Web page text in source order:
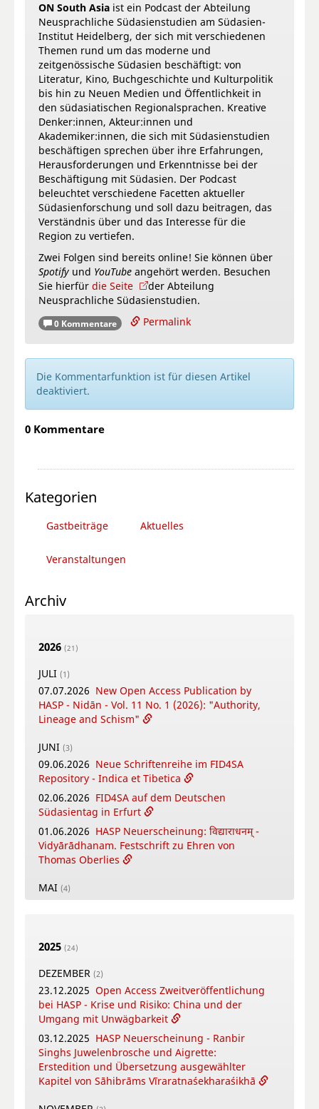
ON South Asia ist ein Podcast der Abteilung
Neusprachliche Südasienstudien am Südasien-
Institut Heidelberg, der sich mit verschiedenen
Themen rund um das moderne und
zeitgenössische Südasien beschäftigt: von
Literatur, Kino, Buchgeschichte und Kulturpolitik
bis hin zu Neuen Medien und Öffentlichkeit in
den südasiatischen Regionalsprachen. Kreative
Denker:innen, Akteur:innen und
Akademiker:innen, die sich mit Südasienstudien
beschäftigen sprechen über ihre Erfahrungen,
Herausforderungen und Erkenntnisse bei der
Beschäftigung mit Südasien. Der Podcast
beleuchtet verschiedene Facetten aktueller
Südasienforschung und soll dazu beitragen, das
Verständnis über und das Interesse für die
Region zu vertiefen.
Zwei Folgen sind bereits online! Sie können über
Spotify und YouTube angehört werden. Besuchen
Sie hierfür die Seite
der Abteilung
Neusprachliche Südasienstudien.
0 Kommentare Permalink
Die Kommentarfunktion ist für diesen Artikel
deaktiviert.
0 Kommentare
Kategorien
Gastbeiträge Aktuelles
Veranstaltungen
Archiv
2026 (21)
JULI (1)
07.07.2026 New Open Access Publication by
HASP - Nidān - Vol. 11 No. 1 (2026): "Authority,
Lineage and Schism"
JUNI (3)
09.06.2026 Neue Schriftenreihe im FID4SA
Repository - Indica et Tibetica
02.06.2026 FID4SA auf dem Deutschen
Südasientag in Erfurt
01.06.2026 HASP Neuerscheinung: विद्याराधनम् -
Vidyārādhanam. Festschrift zu Ehren von
Thomas Oberlies
MAI (4)
in Worship
18.05.2026
Term 2026
12.05.2026
New Open Access Publication by
HASP - Coṉṉa Vaṇṇam Ceyta Perumāḷ Temple
Inscriptions, Kāñcipuram
12.05.2026 Video-Tutorial - Die digitalen
Textsammlungen des FID Südasien
APRIL
2025 (24)
DEZEMBER (2)
23.12.2025 Open Access Zweitveröffentlichung
bei HASP - Krise und Risiko: China und der
Umgang mit Unwägbarkeit
03.12.2025 HASP Neuerscheinung - Ranbir
Singhs Juwelenbrosche und Aigrette:
Erstedition und Übersetzung ausgewählter
Kapitel von Sāhibrāms Vīraratnaśekharaśikhā